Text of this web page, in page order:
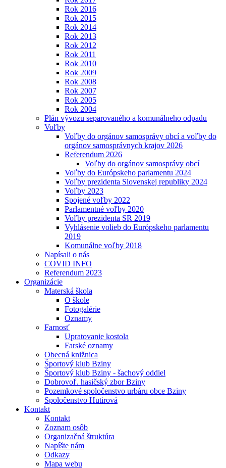
Rok 2016
Rok 2015
Rok 2014
Rok 2013
Rok 2012
Rok 2011
Rok 2010
Rok 2009
Rok 2008
Rok 2007
Rok 2005
Rok 2004
Plán vývozu separovaného a komunálneho odpadu
Voľby
Voľby do orgánov samosprávy obcí a voľby do
orgánov samosprávnych krajov 2026
Referendum 2026
Voľby do orgánov samosprávy obcí
Voľby do Európskeho parlamentu 2024
Voľby prezidenta Slovenskej republiky 2024
Voľby 2023
Spojené voľby 2022
Parlamentné voľby 2020
Voľby prezidenta SR 2019
Vyhlásenie volieb do Európskeho parlamentu
2019
Komunálne voľby 2018
Napísali o nás
COVID INFO
Referendum 2023
Organizácie
Materská škola
O škole
Fotogalérie
Oznamy
Farnosť
Upratovanie kostola
Farské oznamy
Obecná knižnica
Športový klub Bziny
Športový klub Bziny - šachový oddiel
Dobrovoľ. hasičský zbor Bziny
Pozemkové spoločenstvo urbáru obce Bziny
Spoločenstvo Hutirová
Kontakt
Kontakt
Zoznam osôb
Organizačná štruktúra
Napíšte nám
Odkazy
Mapa webu